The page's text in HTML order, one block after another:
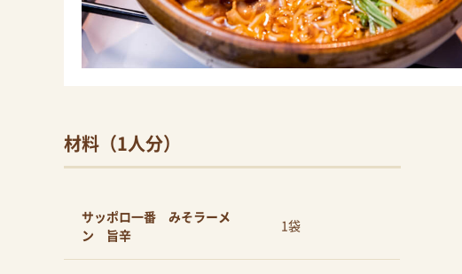
材料（1人分）
サッポロ一番 みそラーメ
ン 旨辛
1袋